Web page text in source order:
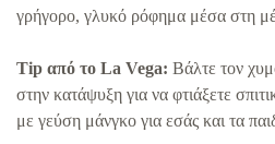
γρήγορο, γλυκό ρόφημα μέσα στη
Tip από το La Vega: Βάλτε τον
στην κατάψυξη για να φτιάξετε
με γεύση μάνγκο για εσάς και τα